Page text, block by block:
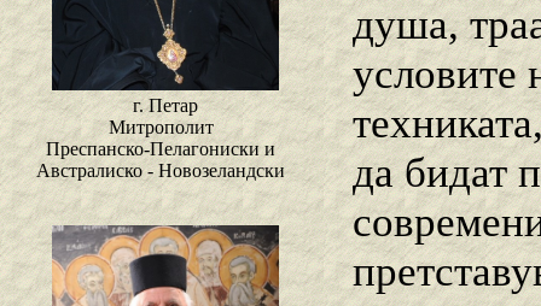
г. Петар
Митрополит
Преспанско-Пелагониски и
Австралиско - Новозеландски
душа,
условите
да бидат